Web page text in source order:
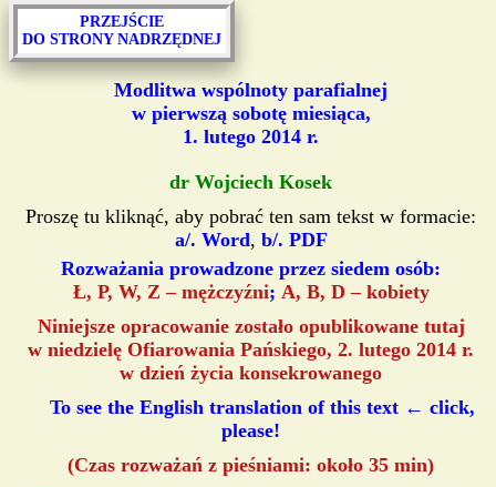
PRZEJŚCIE
DO STRONY NADRZĘDNEJ
Modlitwa wspólnoty parafialnej
w pierwszą sobotę miesiąca,
1. lutego 2014 r.
dr Wojciech Kosek
Proszę tu kliknąć, aby pobrać ten sam tekst w formacie:
a/. Word, b/. PDF
Rozważania prowadzone przez siedem osób:
Ł, P, W, Z – mężczyźni; A, B, D – kobiety
Niniejsze opracowanie zostało opublikowane tutaj
w niedzielę Ofiarowania Pańskiego, 2. lutego 2014 r.
w dzień życia konsekrowanego
To see the English translation of this text ← click,
please!
(Czas rozważań z pieśniami: około 35 min)